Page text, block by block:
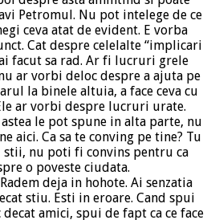
Petromul. Nu pot intelege de ce
ceva atat de evident. E vorba
Cat despre celelalte “implicari
facut sa rad. Ar fi lucruri grele
ar vorbi deloc despre a ajuta pe
la binele altuia, a face ceva cu
ar vorbi despre lucruri urate.
le pot spune in alta parte, nu
aici. Ca sa te conving pe tine? Tu
stii, nu poti fi convins pentru ca
o poveste ciudata.
deja in hohote. Ai senzatia
stiu. Esti in eroare. Cand spui
amici, spui de fapt ca ce face